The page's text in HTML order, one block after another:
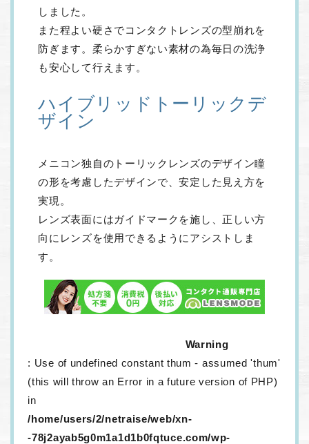
しました。
また程よい硬さでコンタクトレンズの型崩れを
防ぎます。柔らかすぎない素材の為毎日の洗浄
も安心して行えます。
ハイブリッドトーリックデ
ザイン
メニコン独自のトーリックレンズのデザイン瞳
の形を考慮したデザインで、安定した見え方を
実現。
レンズ表面にはガイドマークを施し、正しい方
向にレンズを使用できるようにアシストしま
す。
Warning
: Use of undefined constant thum - assumed 'thum'
(this will throw an Error in a future version of PHP)
in
/home/users/2/netraise/web/xn-
-78j2ayab5g0m1a1d1b0fqtuce.com/wp-